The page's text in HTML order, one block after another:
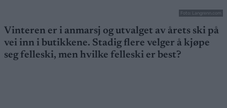
Foto: Langrenn.com
Vinteren er i anmarsj og utvalget av årets ski på
vei inn i butikkene. Stadig flere velger å kjøpe
seg felleski, men hvilke felleski er best?